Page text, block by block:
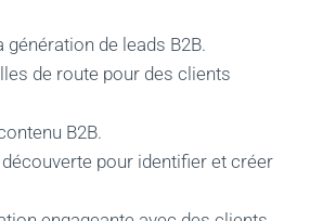
génération de leads B2B.
de route pour des clients
B2B.
pour identifier et créer